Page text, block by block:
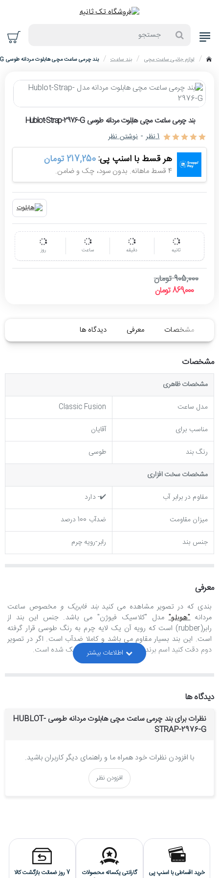
home
لوازم جانبی ساعت مچی بند ساعت بند چرمی ساعت مچی هابلوت مردانه طوسی Hublot-Strap-2976-G
حراج
بند چرمی ساعت مچی هابلوت مردانه طوسی Hublot-Strap-2976-G
هر قسط با اسنپ پی:217,250 تومان
4 قسط ماهانه. بدون سود، چک و ضامن.
1 نظر - نوشتن نظر
روز ساعت دقیقه ثانیه
869,000 تومان
905,000 تومان
مشخصات معرفی دیدگاه ها
مشخصات
مشخصات ظاهری
مدل ساعت
Classic Fusion
مناسب برای
آقایان
رنگ بند
طوسی
مشخصات سخت افزاری
مقاوم در برابر آب
✔️- دارد
میزان مقاومت
ضدآب 100 درصد
جنس بند
رابر-رویه چرم
معرفی
بندی که در تصویر مشاهده می کنید بند فابریک و مخصوص ساعت
مردانه "هوبلو"مدل "کلاسیک فیوژن" می باشد. جنس این بند از
رابر(rubber) است که رویه آن یک لایه چرم به رنگ طوسی قرار گرفته
است. این بند بسیار مقاوم می باشد و کاملا ضدآب است. اگر در تصویر
دوم دقت کنید اسم برند هوبلو نیز در پشت بند حک شده است.
دیدگاه ها
نظرات برای بند چرمی ساعت مچی هابلوت مردانه طوسی HUBLOT-
STRAP-2976-G
با افزودن نظرات خود همراه ما و راهنمای دیگر کاربران باشید.
افزودن نظر
خرید اقساطی با اسنپ پی گارانتی یکساله محصولات 7 روز ضمانت بازگشت کالا